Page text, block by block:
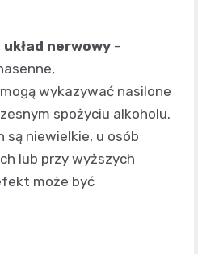
układ nerwowy –
wykazywać nasilone
spożyciu alkoholu.
są niewielkie, u osób
lub przy wyższych
może być